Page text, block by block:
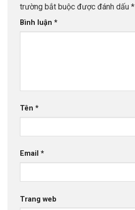
trường bắt buộc được đánh dấu *
Bình luận *
Tên *
Email *
Trang web